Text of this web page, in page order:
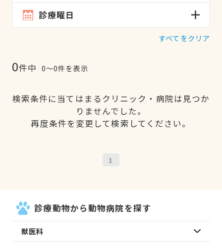
診療曜日
すべてをクリア
0件中 0〜0件を表示
検索条件に当てはまるクリニック・病院は見つか
りませんでした。
再度条件を変更して検索してください。
1
診療動物から動物病院を探す
獣医科